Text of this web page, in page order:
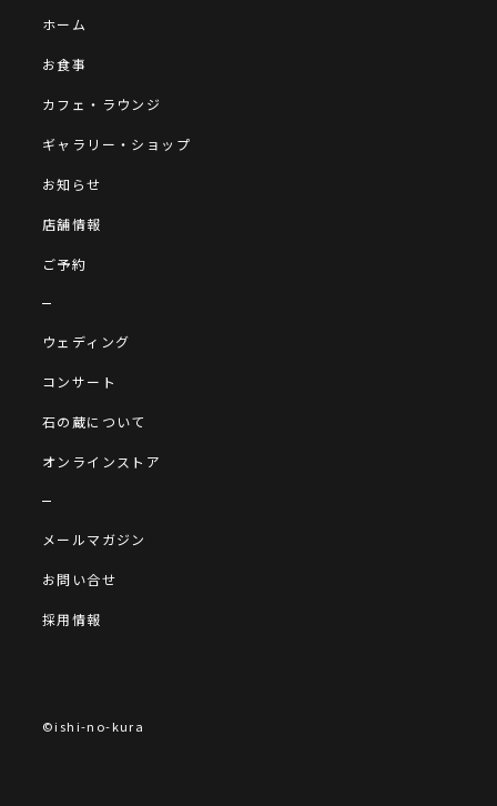
ホーム
お食事
カフェ・ラウンジ
ギャラリー・ショップ
お知らせ
店舗情報
ご予約
ウェディング
コンサート
石の蔵について
オンラインストア
メールマガジン
お問い合せ
採用情報
©ishi-no-kura